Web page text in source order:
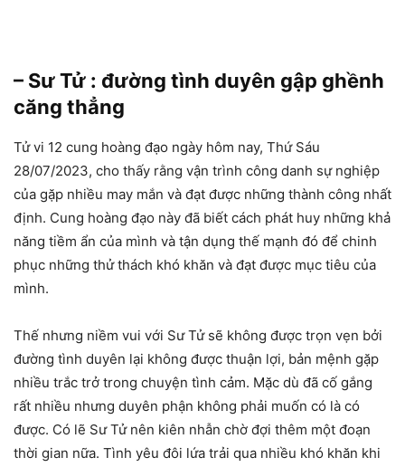
– Sư Tử : đường tình duyên gập ghềnh
căng thẳng
Tử vi 12 cung hoàng đạo ngày hôm nay, Thứ Sáu
28/07/2023, cho thấy rằng vận trình công danh sự nghiệp
của gặp nhiều may mắn và đạt được những thành công nhất
định. Cung hoàng đạo này đã biết cách phát huy những khả
năng tiềm ẩn của mình và tận dụng thế mạnh đó để chinh
phục những thử thách khó khăn và đạt được mục tiêu của
mình.
Thế nhưng niềm vui với Sư Tử sẽ không được trọn vẹn bởi
đường tình duyên lại không được thuận lợi, bản mệnh gặp
nhiều trắc trở trong chuyện tình cảm. Mặc dù đã cố gắng
rất nhiều nhưng duyên phận không phải muốn có là có
được. Có lẽ Sư Tử nên kiên nhẫn chờ đợi thêm một đoạn
thời gian nữa. Tình yêu đôi lứa trải qua nhiều khó khăn khi